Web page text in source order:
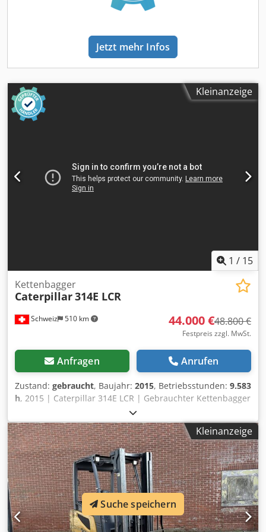
günstigen Sonderkonditionen. Bei Interesse erstellen wir
Ihres Nutzfahrzeug/Baumaschine ist erwünscht. Falls eine
neue TÜV-Abnahme erwünscht, unterbreiten wir Ihnen
gerne ein Angebot unserer Partnerwerkstätten. Unser
Anlieferung Ihres "neuen" Nutzfahrzeug ist durch unsere
externen Partner gegen Mehrpreis möglich. Die
gemachten Angaben in Anzeigen, Internet, Preisschildern
und Bildern sind unverbindliche Beschreibungen und
Datenübermittlungsfehler. Aufgeführte Ausstattungen
sind ggfs. gesondert zu prüfen. Irrtum und
Zwischenverkauf vorbehalten.
Jetzt mehr Infos
Kleinanzeige
1 / 15
Schweiz 510 km
Kettenbagger
Caterpillar314E LCR
44.000 €48.800 €
Festpreis zzgl. MwSt.
Anfragen Anrufen
Zustand: gebraucht, Baujahr: 2015, Betriebsstunden: 9.583
h, 2015 | Caterpillar 314E LCR | Gebrauchter Kettenbagger
| 9583 hours 📍Location: Schweiz 🚛 Delivery available to
your destination – Use our shipping calculator to estimate
transport costs! 💰 Buy Now for EUR 44000 or Make an
Offer. Payment at delivery available for an affordable fee
(subject to approval)* 👷‍♂️ Inspected by an independent
expert 65 Inspektionspunkte 53 genehmigt ✅ 11
unvollkommene ℹ️ 1 Ausgaben ⚠️ 📌 Inspector's Comment:
KIPPLÖFFEL NICHT INBEGRIFFEN. Gut funktionierender
Bagger, Antrieb etwas laut, installiertes Cat Product Link
System, Kamera und Oilquick Schnellwechsler, 1 Löffel,
Kleinanzeige
Suche speichern